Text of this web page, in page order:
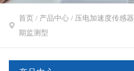
首页 / 产品中心/ 压电加速度传感器
期监测型